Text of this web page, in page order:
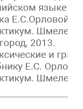
языке
Е.С.Орловой
Шмелев
2013.
и
Е.С.
Шмелев